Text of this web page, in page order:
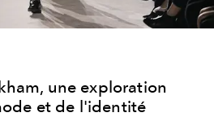
une exploration
et de l'identité